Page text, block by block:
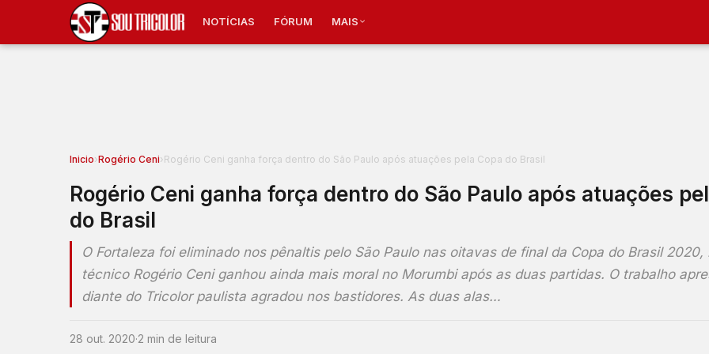
NOTÍCIAS FÓRUM MAIS
Inicio›Rogério Ceni›Rogério Ceni ganha força dentro do São Paulo após atuações pela Copa do Brasil
Rogério Ceni ganha força dentro do São Paulo após atuações
do Brasil
O Fortaleza foi eliminado nos pênaltis pelo São Paulo nas oitavas de final da Copa do Brasil 2020,
técnico Rogério Ceni ganhou ainda mais moral no Morumbi após as duas partidas. O trabalho
diante do Tricolor paulista agradou nos bastidores. As duas alas…
28 out. 2020·2 min de leitura